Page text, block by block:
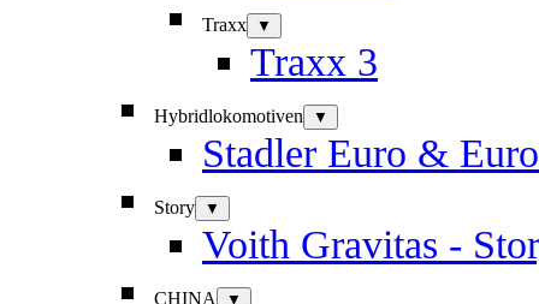
Traxx ▼
Traxx 3
Hybridlokomotiven ▼
Stadler Euro &
Story ▼
Voith Gravitas -
CHINA ▼